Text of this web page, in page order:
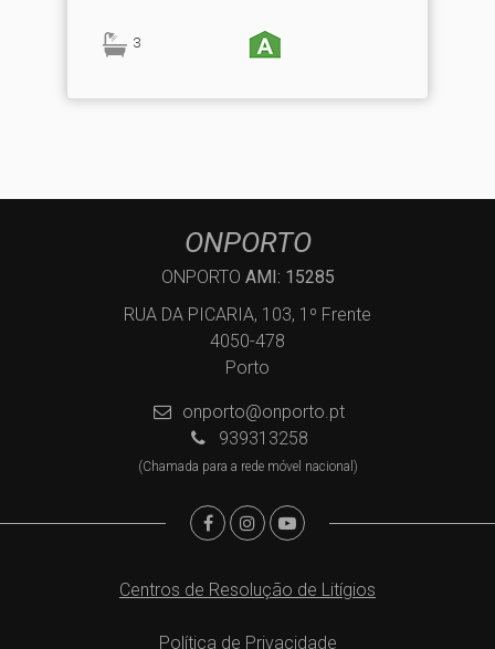
3
ONPORTO
ONPORTO AMI: 15285
RUA DA PICARIA, 103, 1º Frente
4050-478
Porto
onporto@onporto.pt
939313258
(Chamada para a rede móvel nacional)
Centros de Resolução de Litígios
Política de Privacidade